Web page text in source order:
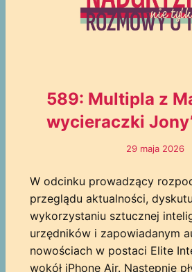
589: Multipla z
wycieraczki
29 maja 2026
W odcinku prowadzący
przeglądu aktualności,
wykorzystaniu sztucznej
urzędników i zapowiadanym
nowościach w postaci Elite
wokół iPhone Air. Następnie